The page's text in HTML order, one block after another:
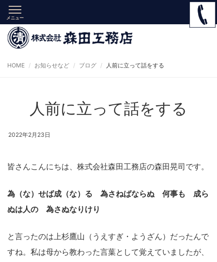
メニュー
HOME お知らせなど ブログ 人前に立って話をする
人前に立って話をする
2022年2月23日
皆さんこんにちは、株式会社森田工務店の森田晃司です。
為（な）せば成（な）る 為さねばならぬ 何事も 成ら
ぬは人の 為さぬなりけり
と言ったのは上杉鷹山（うえすぎ・ようざん）だったんで
すね。私は母から教わった言葉として覚えていましたが、